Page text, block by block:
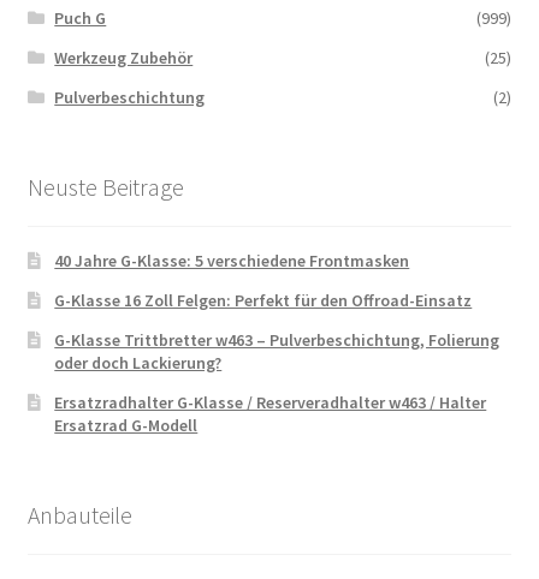
Puch G
(999)
Werkzeug Zubehör
(25)
Pulverbeschichtung
(2)
Neuste Beitrage
40 Jahre G-Klasse: 5 verschiedene Frontmasken
G-Klasse 16 Zoll Felgen: Perfekt für den Offroad-Einsatz
G-Klasse Trittbretter w463 – Pulverbeschichtung, Folierung
oder doch Lackierung?
Ersatzradhalter G-Klasse / Reserveradhalter w463 / Halter
Ersatzrad G-Modell
Anbauteile